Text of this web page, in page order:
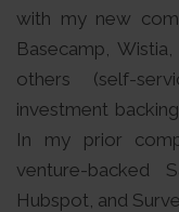
with my new
Basecamp,
others (self-
investment
In my prior
venture-backed
Hubspot, and